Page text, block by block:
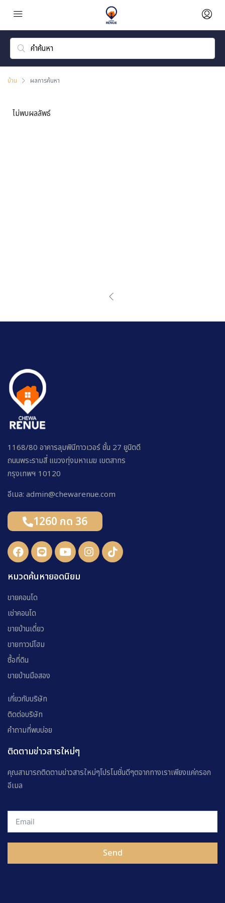
บ้าน ผลการค้นหา
ไม่พบผลลัพธ์
1168/80 อาคารลุมพินีทาวเวอร์ ชั้น 27 ยูนิตดี
ถนนพระรามสี่ แขวงทุ่งมหาเมฆ เขตสาทร
กรุงเทพฯ 10120
อีเมล: admin@chewarenue.com
1260 กด 36
หมวดค้นหายอดนิยม
ขายคอนโด
เช่าคอนโด
ขายบ้านเดี่ยว
ขายทาวน์โฮม
ซื้อที่ดิน
ขายบ้านมือสอง
เกี่ยวกับบริษัท
ติดต่อบริษัท
คำถามที่พบบ่อย
ติดตามข่าวสารใหม่ๆ
คุณสามารถติดตามข่าวสารใหม่ๆโปรโมชั่นดีๆตจากทางเราเพียงแค่กรอก
อีเมล
Send